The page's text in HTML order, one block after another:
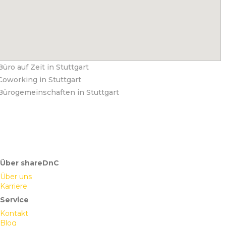
auf Zeit in Stuttgart
in Stuttgart
in Stuttgart
Über shareDnC
Über uns
Karriere
Service
Kontakt
Blog